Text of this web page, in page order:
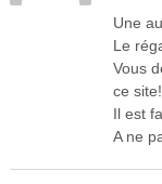
Une
Le
Vous
ce site!
Il est
A ne